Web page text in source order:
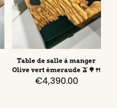
Table de salle à manger
Olive vert émeraude 🫒🌳🍴
€4,390.00